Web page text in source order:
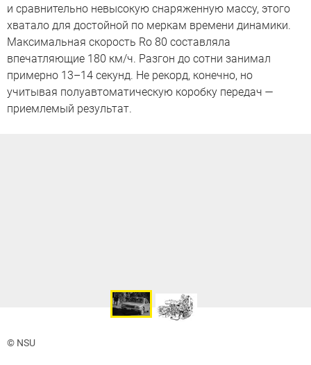
и сравнительно невысокую снаряженную массу, этого
хватало для достойной по меркам времени динамики.
Максимальная скорость Ro 80 составляла
впечатляющие 180 км/ч. Разгон до сотни занимал
примерно 13–14 секунд. Не рекорд, конечно, но
учитывая полуавтоматическую коробку передач —
приемлемый результат.
© NSU